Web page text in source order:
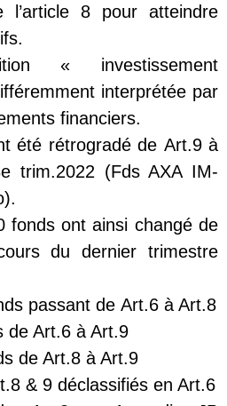
l’article 8 pour atteindre
« investissement
interprétée par
financiers.
été rétrogradé de Art.9 à
trim.2022 (Fds AXA IM-
fonds ont ainsi changé de
du dernier trimestre
passant de Art.6 à Art.8
de Art.6 à Art.9
de Art.8 à Art.9
& 9 déclassifiés en Art.6